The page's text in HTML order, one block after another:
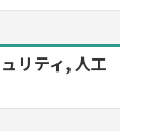
リティ, 人工